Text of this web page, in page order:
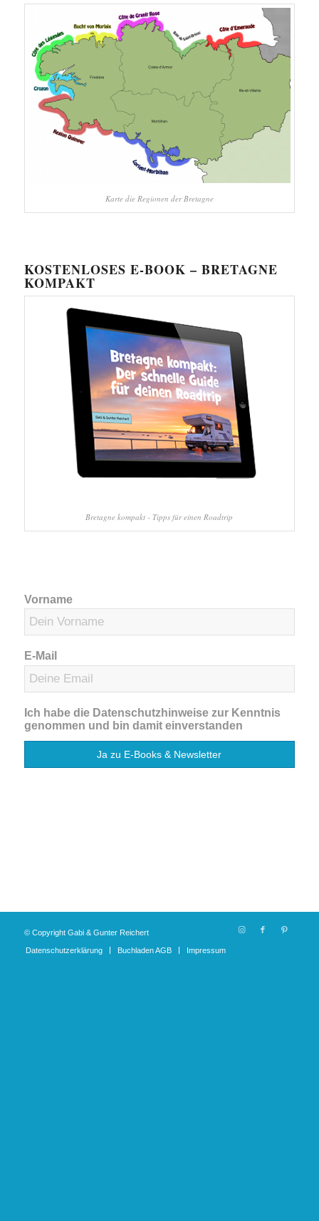
Karte die Regionen der Bretagne
KOSTENLOSES E-BOOK – BRETAGNE
KOMPAKT
Bretagne kompakt - Tipps für einen Roadtrip
Vorname
E-Mail
Ich habe die Datenschutzhinweise zur Kenntnis
genommen und bin damit einverstanden
© Copyright Gabi & Gunter Reichert
Datenschutzerklärung Buchladen AGB Impressum